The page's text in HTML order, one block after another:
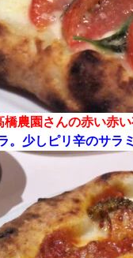
橋農園さんの赤い赤
。少しピリ辛のサラミ